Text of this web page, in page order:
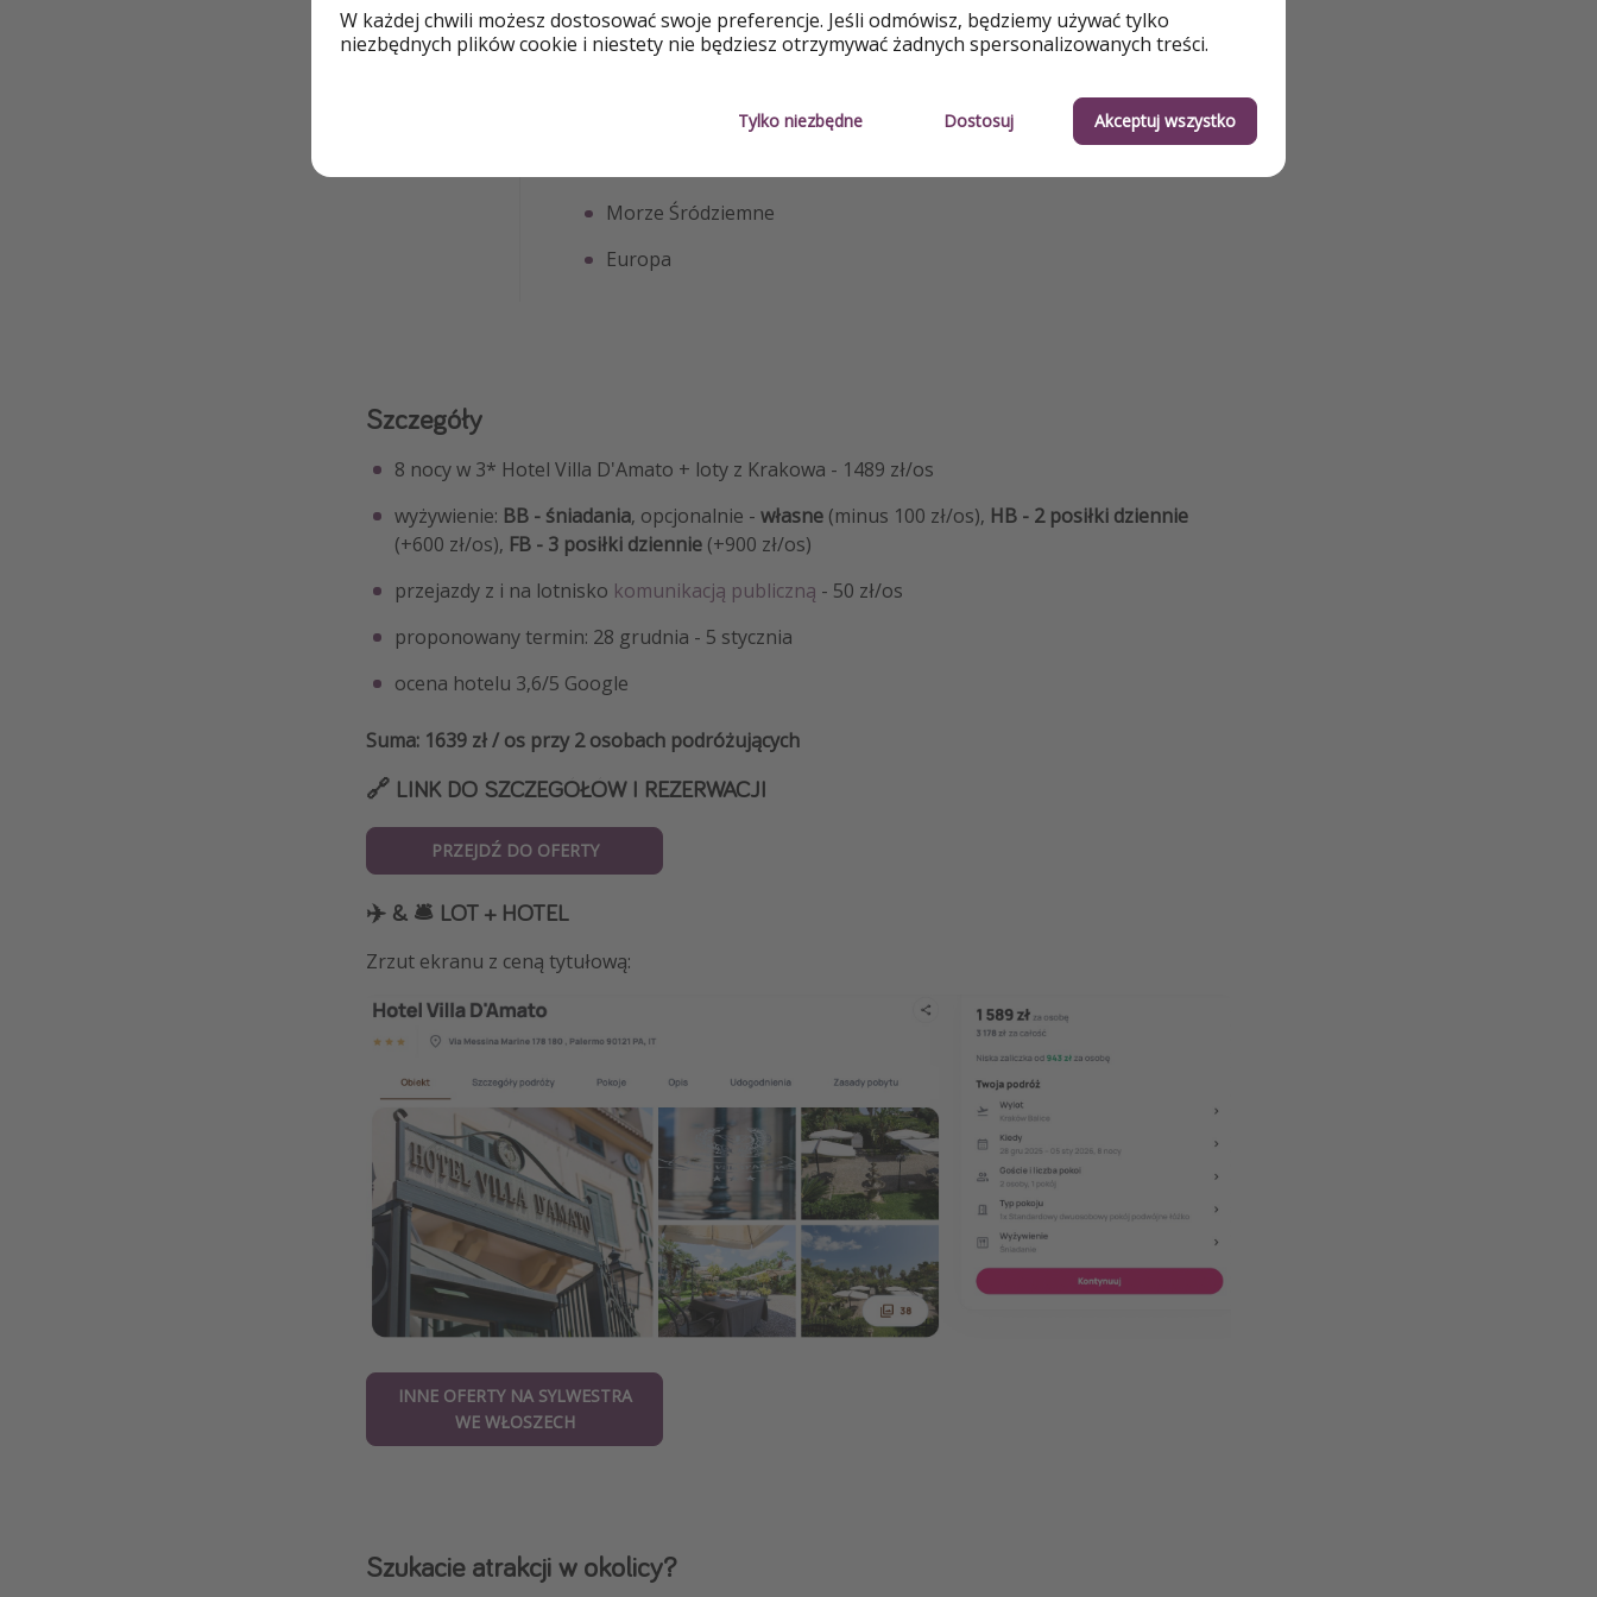
Morze Śródziemne
Europa
Szczegóły
8 nocy w 3* Hotel Villa D'Amato + loty z Krakowa - 1489 zł/os
wyżywienie: BB - śniadania, opcjonalnie - własne (minus 100 zł/os), HB - 2 posiłki dziennie
(+600 zł/os), FB - 3 posiłki dziennie (+900 zł/os)
przejazdy z i na lotnisko komunikacją publiczną - 50 zł/os
proponowany termin: 28 grudnia - 5 stycznia
ocena hotelu 3,6/5 Google
Suma: 1639 zł / os przy 2 osobach podróżujących
🔗 LINK DO SZCZEGÓŁÓW I REZERWACJI
PRZEJDŹ DO OFERTY
✈️ & 🛎️ LOT + HOTEL
Zrzut ekranu z ceną tytułową:
INNE OFERTY NA SYLWESTRA
WE WŁOSZECH
Szukacie atrakcji w okolicy?
W każdej chwili możesz dostosować swoje preferencje. Jeśli odmówisz, będziemy używać tylko
niezbędnych plików cookie i niestety nie będziesz otrzymywać żadnych spersonalizowanych treści.
Tylko niezbędne Dostosuj Akceptuj wszystko